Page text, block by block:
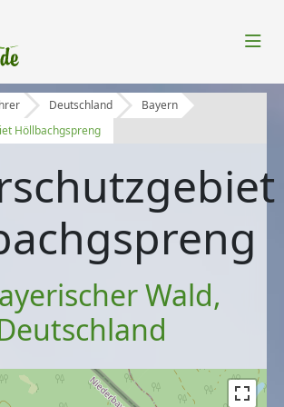
Deutschland
Bayern
Höllbachgspreng
Wald,